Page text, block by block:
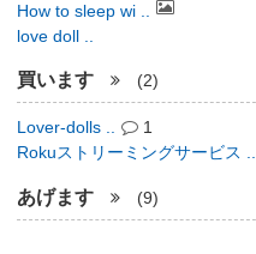
How to sleep wi ..
love doll ..
買います (2)
Lover-dolls .. 1
Rokuストリーミングサービス ..
あげます (9)